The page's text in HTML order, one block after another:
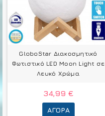
GloboStar Διακοσμητικό
Φωτιστικό LED Μοοn Light σε
Λευκό Χρώμα
34,99 €
ΑΓΟΡΆ